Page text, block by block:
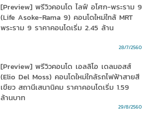
[Preview] พรีวิวคอนโด ไลฟ์ อโศก-พระราม 9
(Life Asoke-Rama 9) คอนโดใหม่ใกล้ MRT
พระราม 9 ราคาคอนโดเริ่ม 2.45 ล้าน
28/7/2560
[Preview] พรีวิวคอนโด เอลลิโอ เดลมอสส์
(Elio Del Moss) คอนโดใหม่ใกล้รถไฟฟ้าสายสี
เขียว สถานีเสนานิคม ราคาคอนโดเริ่ม 1.59
ล้านบาท
29/8/2560